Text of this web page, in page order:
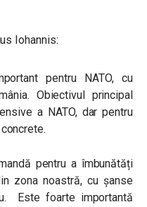
Iohannis:
pentru NATO, cu
Obiectivul principal
a NATO, dar pentru
pentru a îmbunătăți
zona noastră, cu șanse
Este foarte importantă